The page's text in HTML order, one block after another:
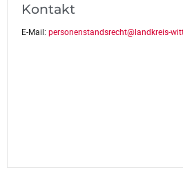
Kontakt
E-Mail: personenstandsrecht@landkreis-